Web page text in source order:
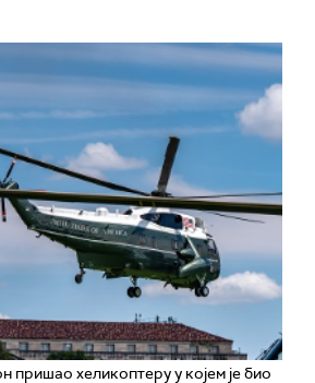
пришао хеликоптеру у којем је био